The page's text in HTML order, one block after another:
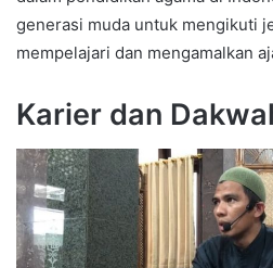
generasi muda untuk mengikuti
mempelajari dan mengamalkan
Karier dan